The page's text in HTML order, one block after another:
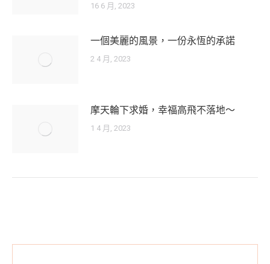
16 6 月, 2023
一個美麗的風景，一份永恆的承諾
2 4 月, 2023
摩天輪下求婚，幸福高飛不落地～
1 4 月, 2023